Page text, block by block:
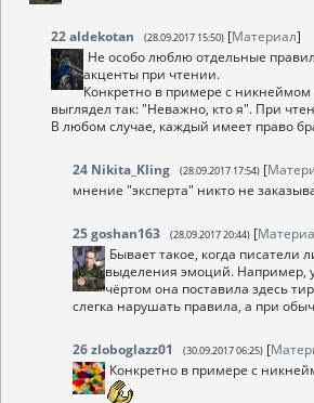
22aldekotan (28.09.2017 15:50) [Материал]
Не особо люблю отдельные
акценты при чтении.
Конкретно в примере с никнеймом
выглядел так: "Неважно, кто я". При
В любом случае, каждый имеет право
24 Nikita_Kling (28.09.2017 17:54) [
мнение "эксперта" никто не
25goshan163 (28.09.2017 20:44) [
Бывает такое, когда
выделения эмоций. Например,
чёртом она поставила здесь
слегка нарушать правила, а при
26zloboglazz01 (30.09.2017 06:25) [
Конкретно в примере с